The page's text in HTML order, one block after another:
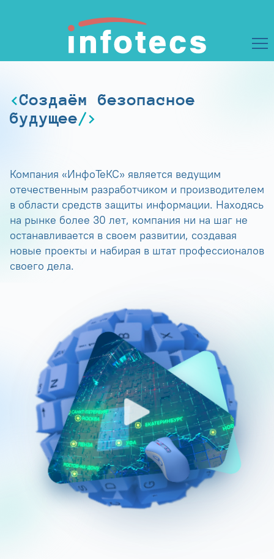
Создаём безопасное
будущее
Компания «ИнфоТеКС» является ведущим
отечественным разработчиком и производителем
в области средств защиты информации. Находясь
на рынке более 30 лет, компания ни на шаг не
останавливается в своем развитии, создавая
новые проекты и набирая в штат профессионалов
своего дела.